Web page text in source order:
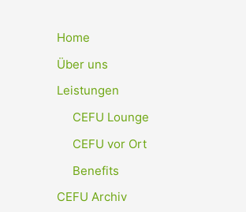
Home
Über uns
Leistungen
CEFU Lounge
CEFU vor Ort
Benefits
CEFU Archiv